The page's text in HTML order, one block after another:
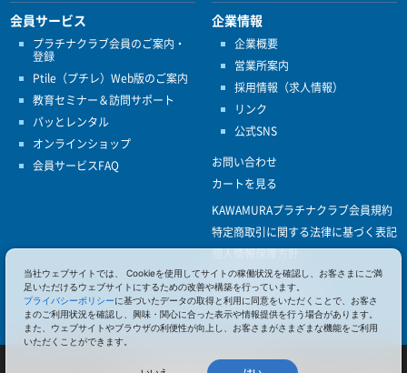
会員サービス
プラチナクラブ会員のご案内・
登録
Ptile（プチレ）Web版のご案内
教育セミナー＆訪問サポート
パッとレンタル
オンラインショップ
会員サービスFAQ
企業情報
企業概要
営業所案内
採用情報（求人情報）
リンク
公式SNS
お問い合わせ
カートを見る
KAWAMURAプラチナクラブ会員規約
特定商取引に関する法律に基づく表記
個人情報保護方針
ISO9001
健康経営優良法人認定
© 2017 Pacific Supply Co.,Ltd.
当社ウェブサイトでは、 Cookieを使用してサイトの稼働状況を確認し、お客さまにご満
足いただけるウェブサイトにするための改善や構築を行っています。
プライバシーポリシーに基づいたデータの取得と利用に同意をいただくことで、お客さ
まのご利用状況を確認し、興味・関心に合った表示や情報提供を行う場合があります。
また、ウェブサイトやブラウザの利便性が向上し、お客さまがさまざまな機能をご利用
いただくことができます。